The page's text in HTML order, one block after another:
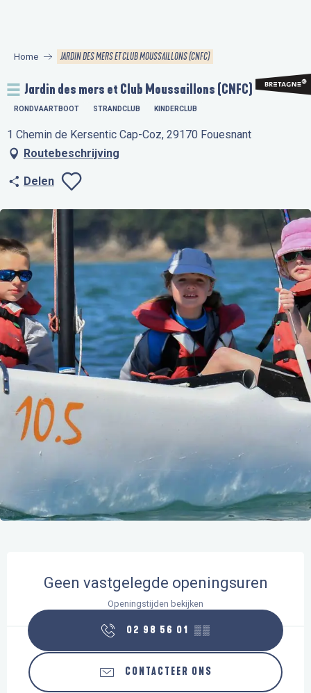
principal
Home JARDIN DES MERS ET CLUB MOUSSAILLONS (CNFC)
Jardin des mers et Club Moussaillons (CNFC)
RONDVAARTBOOT STRANDCLUB KINDERCLUB
1 Chemin de Kersentic Cap-Coz, 29170 Fouesnant
Routebeschrijving
Delen
Ajouter aux
Geen vastgelegde openingsuren
Openingstijden bekijken
02 98 56 01 ▒▒
CONTACTEER ONS